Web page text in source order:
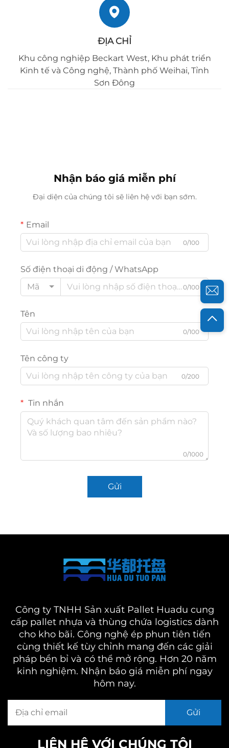
ĐỊA CHỈ
Khu công nghiệp Beckart West, Khu phát triển
Kinh tế và Công nghệ, Thành phố Weihai, Tỉnh
Sơn Đông
Nhận báo giá miễn phí
Đại diện của chúng tôi sẽ liên hệ với bạn sớm.
Email
0/100
Số điện thoại di động / WhatsApp
Mã
0/100
Tên
0/100
Tên công ty
0/200
Tin nhắn
0/1000
Gửi
Công ty TNHH Sản xuất Pallet Huadu cung
cấp pallet nhựa và thùng chứa logistics dành
cho kho bãi. Công nghệ ép phun tiên tiến
cùng thiết kế tùy chỉnh mang đến các giải
pháp bền bỉ và có thể mở rộng. Hơn 20 năm
kinh nghiệm. Nhận báo giá miễn phí ngay
hôm nay.
LIÊN HỆ VỚI CHÚNG TÔI